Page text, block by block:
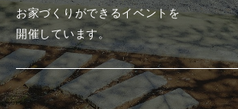
お家づくりができるイベントを
開催しています。